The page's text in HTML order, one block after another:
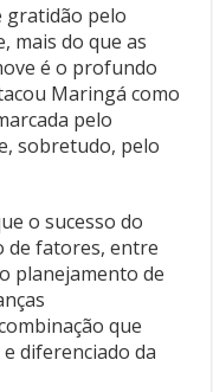
gratidão pelo
mais do que as
é o profundo
Maringá como
pelo
sobretudo, pelo
o sucesso do
de fatores, entre
planejamento de
que
diferenciado da